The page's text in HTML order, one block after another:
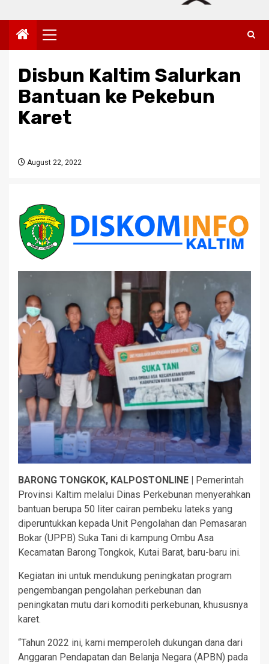
Primary
Menu
Disbun Kaltim Salurkan
Bantuan ke Pekebun
Karet
August 22, 2022
BARONG TONGKOK, KALPOSTONLINE |
Pemerintah
Provinsi Kaltim melalui Dinas Perkebunan menyerahkan
bantuan berupa 50 liter cairan pembeku lateks yang
diperuntukkan kepada Unit Pengolahan dan Pemasaran
Bokar (UPPB) Suka Tani di kampung Ombu Asa
Kecamatan Barong Tongkok, Kutai Barat, baru-baru ini.
Kegiatan ini untuk mendukung peningkatan program
pengembangan pengolahan perkebunan dan
peningkatan mutu dari komoditi perkebunan, khususnya
karet.
“Tahun 2022 ini, kami memperoleh dukungan dana dari
Anggaran Pendapatan dan Belanja Negara (APBN) pada